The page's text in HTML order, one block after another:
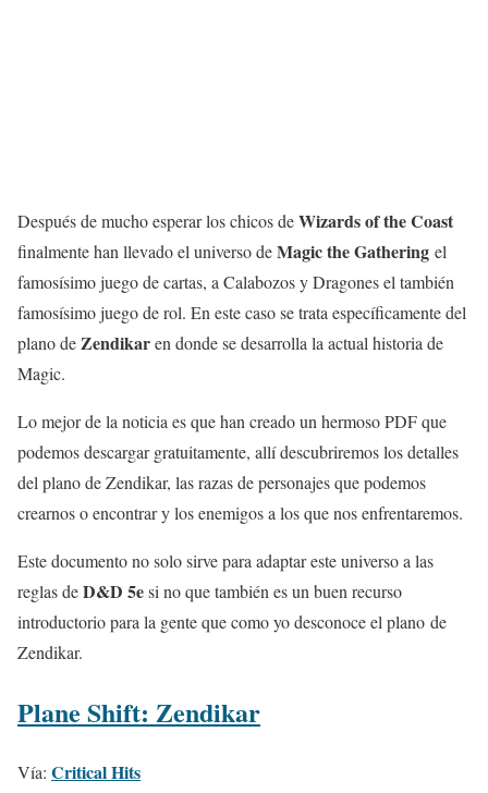
Después de mucho esperar los chicos deWizards of the Coast
finalmente han llevado el universo deMagic the Gathering el
famosísimo juego de cartas, a Calabozos y Dragones el también
famosísimo juego de rol. En este caso se trata específicamente del
plano deZendikaren donde se desarrolla la actual historia de
Magic.
Lo mejor de la noticia es que han creado un hermoso PDF que
podemos descargar gratuitamente, allí descubriremos los detalles
del plano de Zendikar, las razas de personajes que podemos
crearnos o encontrar y los enemigos a los que nos enfrentaremos.
Este documento no solo sirve para adaptar este universo a las
reglas deD&D 5esi no que también es un buen recurso
introductorio para la gente que como yo desconoce el plano de
Zendikar.
Plane Shift: Zendikar
Vía: Critical Hits